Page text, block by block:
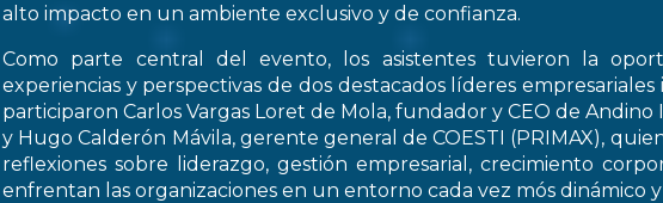
alto impacto en un ambiente exclusivo y de confianza.
Como parte central del evento, los asistentes tuvieron la
experiencias y perspectivas de dos destacados líderes empresariales
participaron Carlos Vargas Loret de Mola, fundador y CEO de
y Hugo Calderón Mávila, gerente general de COESTI (PRIMAX),
reflexiones sobre liderazgo, gestión empresarial, crecimiento
enfrentan las organizaciones en un entorno cada vez mós dinámico